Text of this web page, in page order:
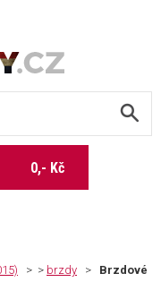
0,- Kč
> > brzdy > Brzdové